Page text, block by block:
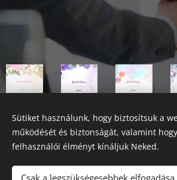
Sütiket használunk, hogy biztosítsuk a
működését és biztonságát, valamint
felhasználói élményt kínáljuk Neked.
Csak a legszükségesebbek elfogadása